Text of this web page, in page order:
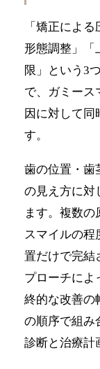
「矯正によ
形態調整」「
限」という3
で、ガミース
因に対して同
す。
歯の位置・歯
の見え方に対
ます。複数
スマイルの程
置だけで完結
プローチによ
終的な改善の
の順序で組み
診断と治療計